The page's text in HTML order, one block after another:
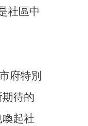
社區中
府特別
待的
起社